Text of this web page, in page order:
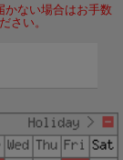
ない場合はお手数
さい。